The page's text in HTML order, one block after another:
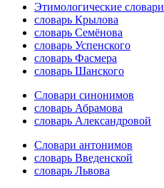
Этимологические словари
словарь Крылова
словарь Семёнова
словарь Успенского
словарь Фасмера
словарь Шанского
Словари синонимов
словарь Абрамова
словарь Александровой
Словари антонимов
словарь Введенской
словарь Львова